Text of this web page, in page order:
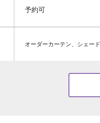
予約可
オーダーカーテン、シェー